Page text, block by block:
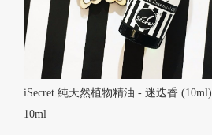
iSecret 純天然植物精油 - 迷迭香 (10ml)
10ml